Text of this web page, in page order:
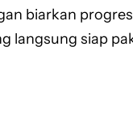
biarkan
langsung siap